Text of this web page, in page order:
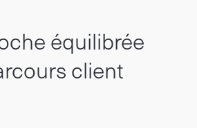
équilibrée
client